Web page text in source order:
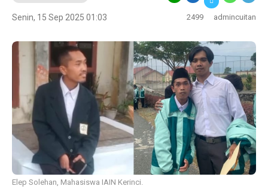
Senin, 15 Sep 2025 01:03 2499 admincuitan
Elep Solehan, Mahasiswa IAIN Kerinci.